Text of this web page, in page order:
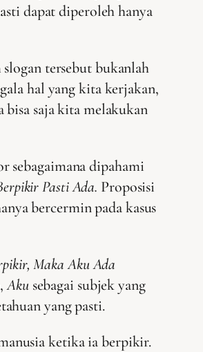
dapat diperoleh hanya
tersebut bukanlah
hal yang kita kerjakan,
bisa saja kita melakukan
sebagaimana dipahami
Pasti Ada. Proposisi
bercermin pada kasus
Maka Aku Ada
Aku sebagai subjek yang
yang pasti.
ketika ia berpikir.